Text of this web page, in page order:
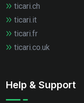
ticari.ch
ticari.it
ticari.fr
ticari.co.uk
Help & Support